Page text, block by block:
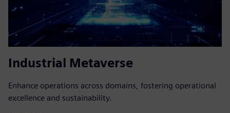
Industrial Metaverse
Enhance operations across domains, fostering operational
excellence and sustainability.